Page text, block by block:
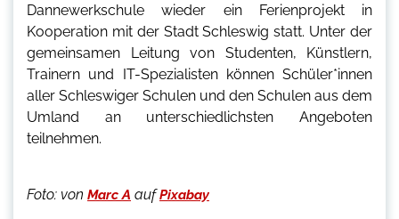
Dannewerkschule wieder ein Ferienprojekt in
Kooperation mit der Stadt Schleswig statt. Unter der
gemeinsamen Leitung von Studenten, Künstlern,
Trainern und IT-Spezialisten können Schüler*innen
aller Schleswiger Schulen und den Schulen aus dem
Umland an unterschiedlichsten Angeboten
teilnehmen.
Foto: von Marc A aufPixabay